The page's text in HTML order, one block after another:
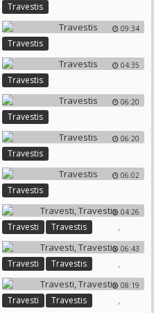
Travestis
09:34
Travestis
04:35
Travestis
06:20
Travestis
06:20
Travestis
06:02
Travestis
04:26
Travesti ,
Travestis
06:43
Travesti ,
Travestis
08:19
Travesti ,
Travestis